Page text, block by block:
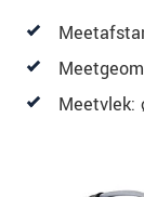
Meetvlek: